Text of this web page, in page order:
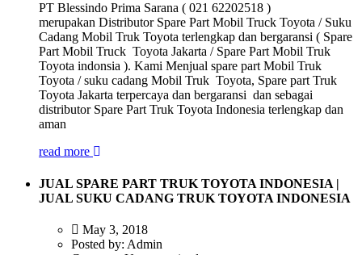
PT Blessindo Prima Sarana ( 021 62202518 )
merupakan Distributor Spare Part Mobil Truck Toyota / Suku
Cadang Mobil Truk Toyota terlengkap dan bergaransi ( Spare
Part Mobil Truck Toyota Jakarta / Spare Part Mobil Truk
Toyota indonsia ). Kami Menjual spare part Mobil Truk
Toyota / suku cadang Mobil Truk Toyota, Spare part Truk
Toyota Jakarta terpercaya dan bergaransi dan sebagai
distributor Spare Part Truk Toyota Indonesia terlengkap dan
aman
read more
JUAL SPARE PART TRUK TOYOTA INDONESIA |
JUAL SUKU CADANG TRUK TOYOTA INDONESIA
May 3, 2018
Posted by: Admin